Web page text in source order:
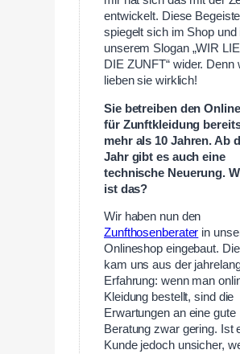
entwickelt. Diese
spiegelt sich im Shop und
unserem Slogan „WIR
DIE ZUNFT“ wider. Denn
lieben sie wirklich!
Sie betreiben den
für Zunftkleidung
mehr als 10 Jahren. Ab
Jahr gibt es auch eine
technische Neuerung.
ist das?
Wir haben nun den
Zunfthosenberater in
Onlineshop eingebaut.
kam uns aus der
Erfahrung: wenn man
Kleidung bestellt, sind die
Erwartungen an eine gute
Beratung zwar gering. Ist
Kunde jedoch unsicher,